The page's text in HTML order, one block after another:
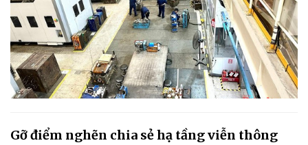
Gỡ điểm nghẽn chia sẻ hạ tầng viễn thông